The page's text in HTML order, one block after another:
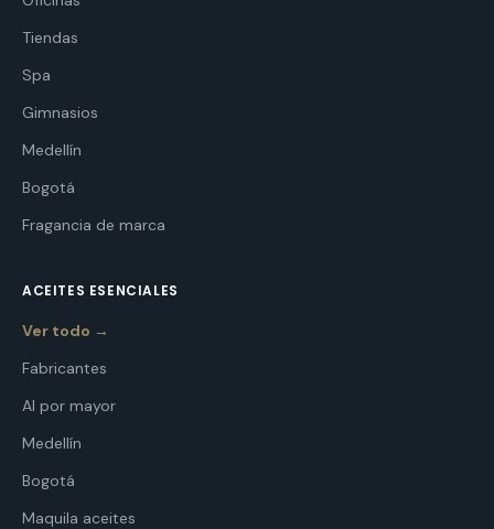
Tiendas
Spa
Gimnasios
Medellín
Bogotá
Fragancia de marca
ACEITES ESENCIALES
Ver todo →
Fabricantes
Al por mayor
Medellín
Bogotá
Maquila aceites